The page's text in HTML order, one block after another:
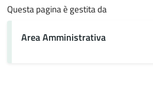
Questa pagina è gestita da
Area Amministrativa